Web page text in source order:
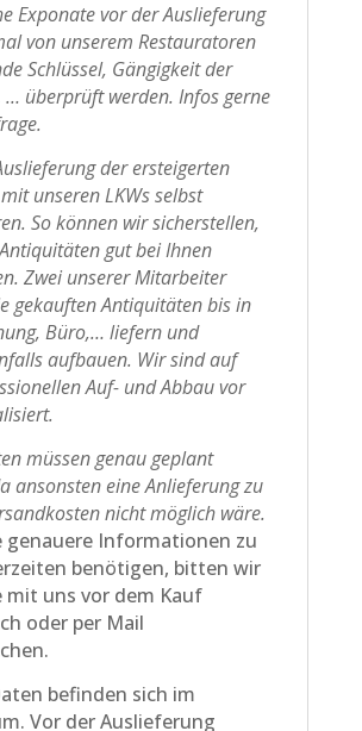
Exponate vor der Auslieferung
von unserem Restauratoren
Schlüssel, Gängigkeit der
… überprüft werden. Infos gerne
der ersteigerten
unseren LKWs selbst
So können wir sicherstellen,
gut bei Ihnen
Zwei unserer Mitarbeiter
gekauften Antiquitäten bis in
Büro,… liefern und
aufbauen. Wir sind auf
Auf- und Abbau vor
müssen genau geplant
ansonsten eine Anlieferung zu
nicht möglich wäre.
genauere Informationen zu
benötigen, bitten wir
mit uns vor dem Kauf
oder per Mail
befinden sich im
Vor der Auslieferung